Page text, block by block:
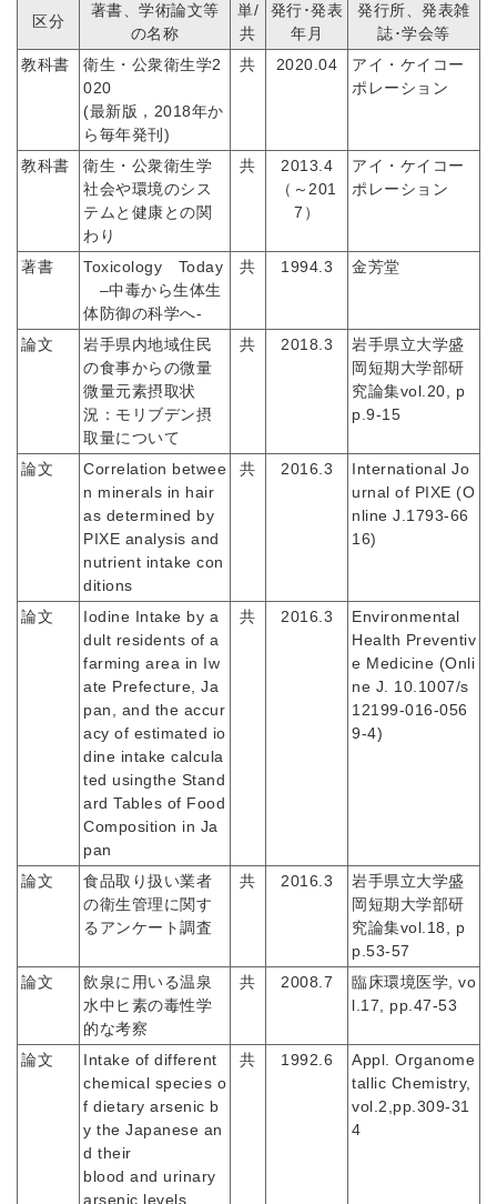
区分
著書、学術論文等
の名称
単/
共
発行･発表
年月
発行所、発表雑
誌･学会等
教科書
衛生・公衆衛生学2
020
(最新版，2018年か
ら毎年発刊)
共 2020.04
アイ・ケイコー
ポレーション
教科書
衛生・公衆衛生学
社会や環境のシス
テムと健康との関
わり
共
2013.4
（～201
7）
アイ・ケイコー
ポレーション
著書
Toxicology Today
–中毒から生体生
体防御の科学へ-
共 1994.3 金芳堂
論文
岩手県内地域住民
の食事からの微量
微量元素摂取状
況：モリブデン摂
取量について
共 2018.3
岩手県立大学盛
岡短期大学部研
究論集vol.20, p
p.9-15
論文
Correlation betwee
n minerals in hair
as determined by
PIXE analysis and
nutrient intake con
ditions
共 2016.3
International Jo
urnal of PIXE (O
nline J.1793-66
16)
論文
Iodine Intake by a
dult residents of a
farming area in Iw
ate Prefecture, Ja
pan, and the accur
acy of estimated io
dine intake calcula
ted usingthe Stand
ard Tables of Food
Composition in Ja
pan
共 2016.3
Environmental
Health Preventiv
e Medicine (Onli
ne J. 10.1007/s
12199-016-056
9-4)
論文
食品取り扱い業者
の衛生管理に関す
るアンケート調査
共 2016.3
岩手県立大学盛
岡短期大学部研
究論集vol.18, p
p.53-57
論文
飲泉に用いる温泉
水中ヒ素の毒性学
的な考察
共 2008.7
臨床環境医学, vo
l.17, pp.47-53
論文
Intake of different
chemical species o
f dietary arsenic b
y the Japanese an
d their
blood and urinary
arsenic levels
共 1992.6
Appl. Organome
tallic Chemistry,
vol.2,pp.309-31
4